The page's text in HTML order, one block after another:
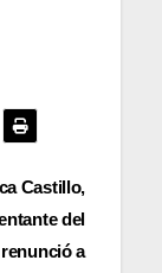
Castillo,
del
a